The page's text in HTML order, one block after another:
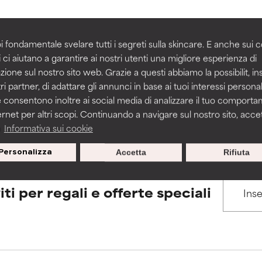
fondamentale svelare tutti i segreti sulla skincare. E anche sui
ci aiutano a garantire ai nostri utenti una migliore esperienza di
sul nostro sito web. Grazie a questi abbiamo la possibilit,
partner, di adattare gli annunci in base ai tuoi interessi
consentono inoltre ai social media di analizzare il tuo
per altri scopi. Continuando a navigare sul nostro sito,
Informativa sui cookie
Rifiuta
Accetta
BACK TO SEARCH
to assess ingredients in this dictionary. Regulations
irritante, ma può presentare problemi per come appare
problemi di altro tipo che ne limitano l'utilità.
Il rischio aumenta se combinato con altri ingredienti
infiammazioni, secchezza, ecc. Può offrire benefici solo in
che fa più male che bene.
irritante, ma può presentare problemi per come appare
problemi di altro tipo che ne limitano l'utilità.
Il rischio aumenta se combinato con altri ingredienti
infiammazioni, secchezza, ecc. Può offrire benefici solo in
che fa più male che bene.
per regali e offerte speciali